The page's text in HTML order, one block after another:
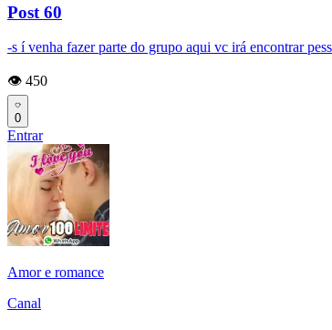
Post 60
-s í venha fazer parte do grupo aqui vc irá encontrar
👁️ 450
0
Entrar
Amor e romance
Canal